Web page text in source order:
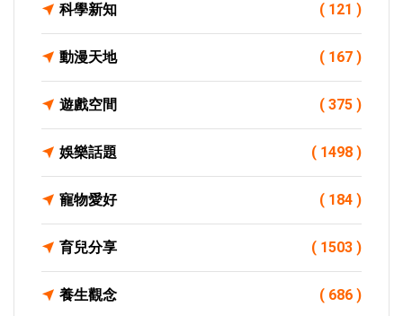
科學新知 ( 121 )
動漫天地 ( 167 )
遊戲空間 ( 375 )
娛樂話題 ( 1498 )
寵物愛好 ( 184 )
育兒分享 ( 1503 )
養生觀念 ( 686 )